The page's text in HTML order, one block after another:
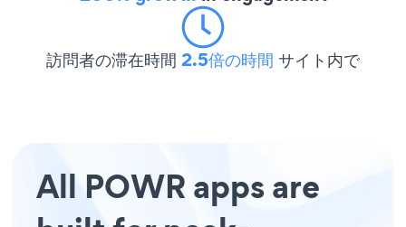
訪問者の滞在時間 2.5倍の時間 サイト内で
All POWR apps are